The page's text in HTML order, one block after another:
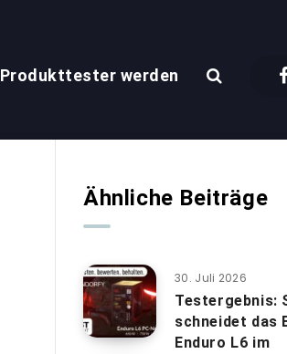
Produkttester werden
Ähnliche Beiträge
30. Juli 2026
Testergebnis:
schneidet das
Enduro L6 im